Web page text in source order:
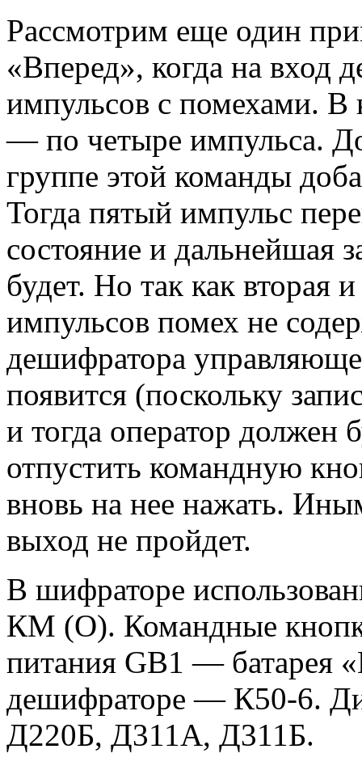
Рассмотрим еще один
«Вперед», когда на вход
импульсов с помехами. В
— по четыре импульса.
группе этой команды
Тогда пятый импульс
состояние и дальнейшая
будет. Но так как
импульсов помех не
дешифратора
появится (поскольку
и тогда оператор должен
отпустить командную
вновь на нее нажать.
выход не пройдет.
В шифраторе
КМ (О). Командные
питания GB1 — батарея
дешифраторе — К50-6.
Д220Б, Д311А, Д311Б.